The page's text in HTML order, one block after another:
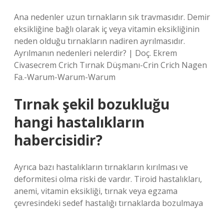
Ana nedenler uzun tırnakların sık travmasıdır. Demir
eksikliğine bağlı olarak iç veya vitamin eksikliğinin
neden olduğu tırnakların nadiren ayrılmasıdır.
Ayrılmanın nedenleri nelerdir? | Doç. Ekrem
Civasecrem Crich Tırnak Düşmanı-Crin Crich Nagen
Fa.-Warum-Warum-Warum
Tırnak şekil bozukluğu
hangi hastalıkların
habercisidir?
Ayrıca bazı hastalıkların tırnakların kırılması ve
deformitesi olma riski de vardır. Tiroid hastalıkları,
anemi, vitamin eksikliği, tırnak veya egzama
çevresindeki sedef hastalığı tırnaklarda bozulmaya